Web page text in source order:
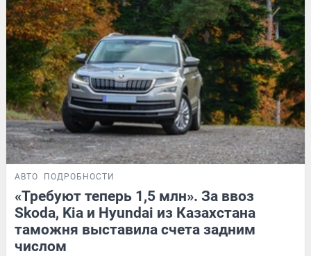
АВТО ПОДРОБНОСТИ
«Требуют теперь 1,5 млн». За ввоз
Skoda, Kia и Hyundai из Казахстана
таможня выставила счета задним
числом